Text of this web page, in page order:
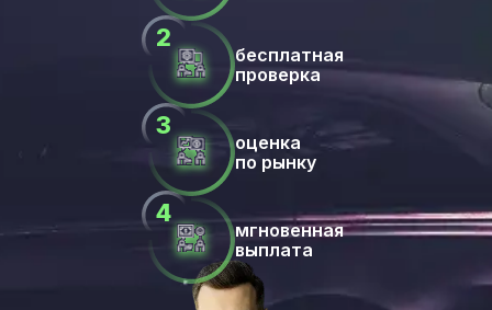
бесплатная
проверка
оценка
по рынку
мгновенная
выплата